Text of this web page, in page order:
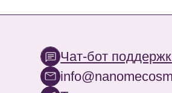
программа для